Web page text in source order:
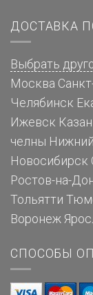
ДОСТАВКА
Выбрать
Москва
Челябинск
Ижевск
челны
Новосибирск
Ростов-на-
Тольятти
Воронеж
СПОСОБЫ